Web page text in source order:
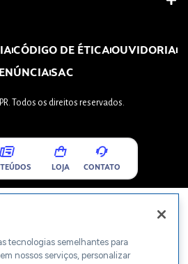
CÓDIGO DE ÉTICAOUVIDORIA
SAC
Todos os direitos reservados.
LOJA CONTATO
tecnologias semelhantes para
nossos serviços, personalizar